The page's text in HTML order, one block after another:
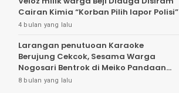
Cairan Kimia “Korban Pilih lapor Polisi”
4 bulan yang lalu
Larangan penutuoan Karaoke
Berujung Cekcok, Sesama Warga
Nogosari Bentrok di Meiko Pandaan
Hingga Larut Malam
8 bulan yang lalu